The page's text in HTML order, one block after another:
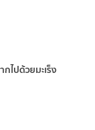
ไปด้วยมะเร็ง